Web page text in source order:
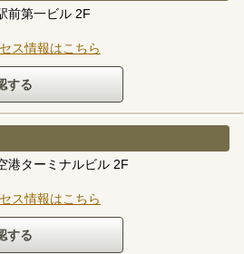
前第一ビル 2F
ス情報はこちら
港ターミナルビル 2F
ス情報はこちら